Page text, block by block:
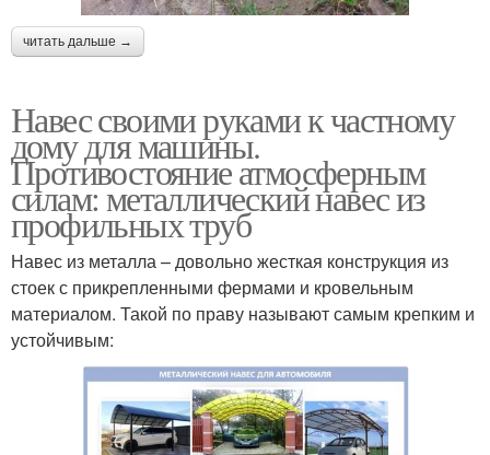
читать дальше →
Навес своими руками к частному
дому для машины.
Противостояние атмосферным
силам: металлический навес из
профильных труб
Навес из металла – довольно жесткая конструкция из
стоек с прикрепленными фермами и кровельным
материалом. Такой по праву называют самым крепким и
устойчивым: